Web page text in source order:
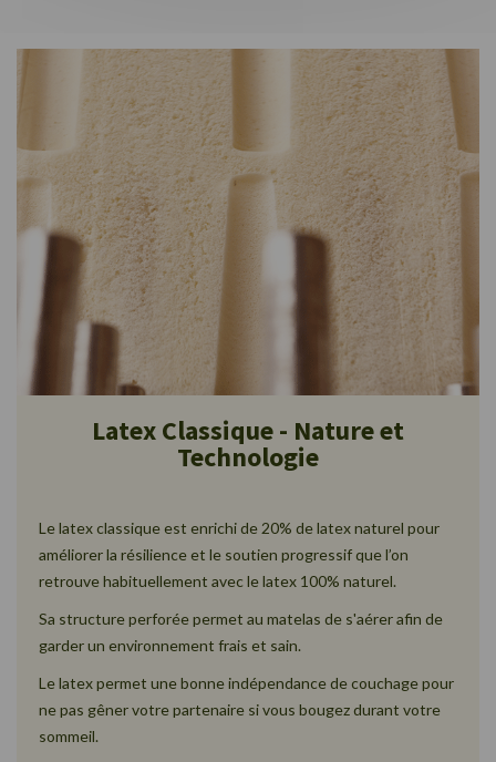
Latex Classique - Nature et
Technologie
Le latex classique est enrichi de 20% de latex naturel pour
améliorer la résilience et le soutien progressif que l’on
retrouve habituellement avec le latex 100% naturel.
Sa structure perforée permet au matelas de s'aérer afin de
garder un environnement frais et sain.
Le latex permet une bonne indépendance de couchage pour
ne pas gêner votre partenaire si vous bougez durant votre
sommeil.